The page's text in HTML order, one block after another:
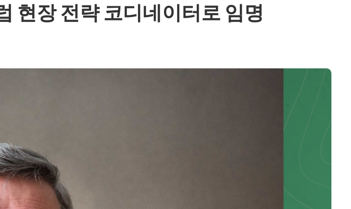
현장 전략 코디네이터로 임명